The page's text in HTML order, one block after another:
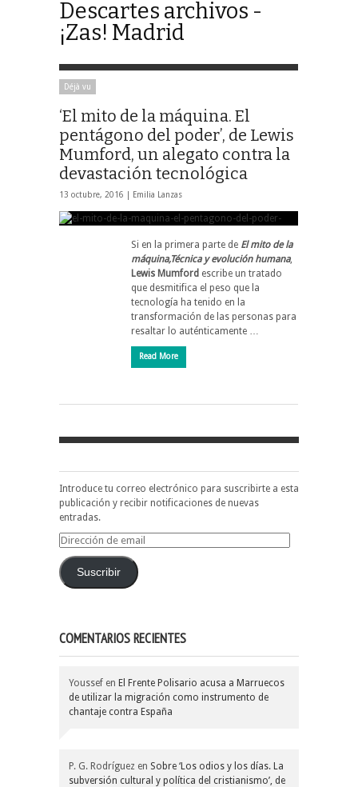
Descartes archivos -
¡Zas! Madrid
Déjà vu
‘El mito de la máquina. El
pentágono del poder’, de Lewis
Mumford, un alegato contra la
devastación tecnológica
13 octubre, 2016 | Emilia Lanzas
Si en la primera parte de El mito de la
máquina,Técnica y evolución humana,
Lewis Mumford escribe un tratado
que desmitifica el peso que la
tecnología ha tenido en la
transformación de las personas para
resaltar lo auténticamente …
Read More
Introduce tu correo electrónico para suscribirte a esta
publicación y recibir notificaciones de nuevas
entradas.
Dirección
emailSuscribir
COMENTARIOS RECIENTES
Youssef en El Frente Polisario acusa a Marruecos
de utilizar la migración como instrumento de
chantaje contra España
P. G. Rodríguez en Sobre ‘Los odios y los días. La
subversión cultural y política del cristianismo’, de